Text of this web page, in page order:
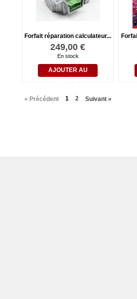
Forfait réparation calculateur...
249,00 €
En stock
AJOUTER AU
« Précédent 1 2 Suivant »